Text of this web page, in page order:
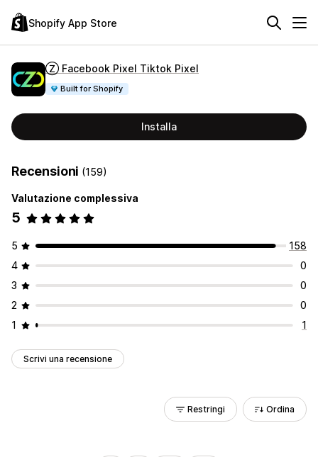
Shopify App Store
Ⓩ Facebook Pixel Tiktok Pixel
Built for Shopify
Installa
Recensioni (159)
Valutazione complessiva
5
5
158
4
0
3
0
2
0
1
1
Scrivi una recensione
Restringi Ordina